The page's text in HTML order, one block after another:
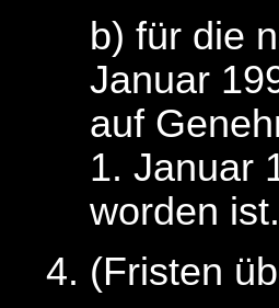
b) für die
Januar
auf
1. Januar
worden ist.
4. (Fristen